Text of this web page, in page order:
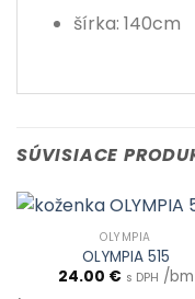
šírka: 140cm
SÚVISIACE
OLYMPIA
OLYMPIA 515
24.00 € s DPH /bm